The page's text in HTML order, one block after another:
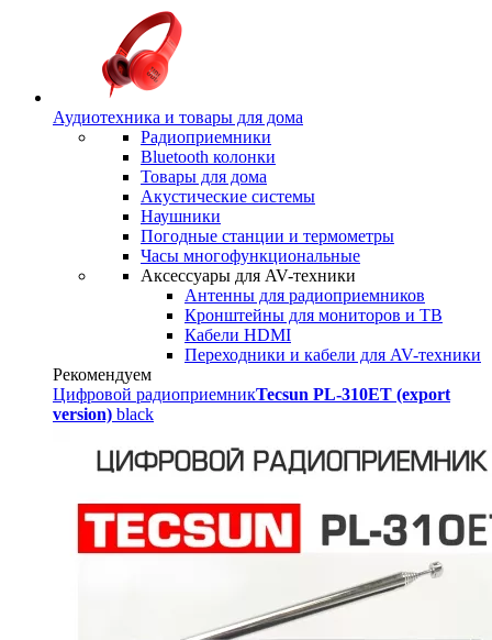
Аудиотехника и товары для дома
Радиоприемники
Bluetooth колонки
Товары для дома
Акустические системы
Наушники
Погодные станции и термометры
Часы многофункциональные
Аксессуары для AV-техники
Антенны для радиоприемников
Кронштейны для мониторов и ТВ
Кабели HDMI
Переходники и кабели для AV-техники
Рекомендуем
Цифровой радиоприемникTecsun PL-310ET (export
version) black